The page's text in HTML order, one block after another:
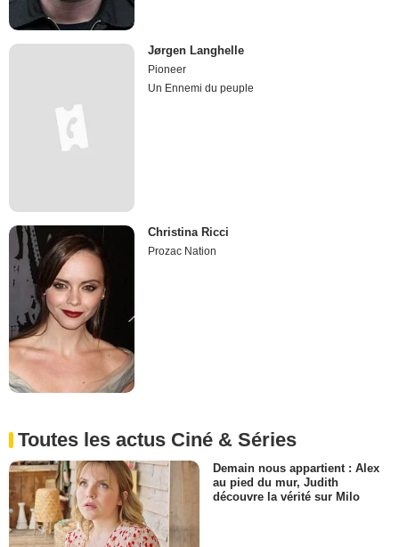
Jørgen Langhelle
Pioneer
Un Ennemi du peuple
Christina Ricci
Prozac Nation
Toutes les actus Ciné & Séries
Demain nous appartient : Alex
au pied du mur, Judith
découvre la vérité sur Milo